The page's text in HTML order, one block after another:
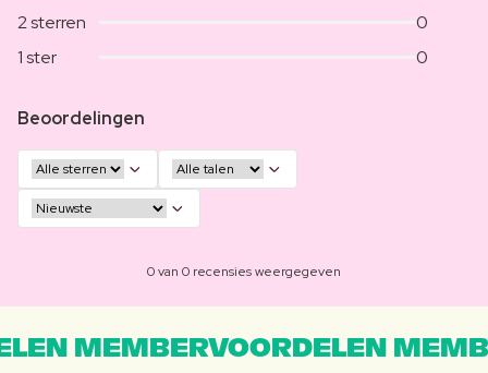
2 sterren
0
1 ster
0
Beoordelingen
0 van 0 recensies weergegeven
MEMBERVOORDELEN